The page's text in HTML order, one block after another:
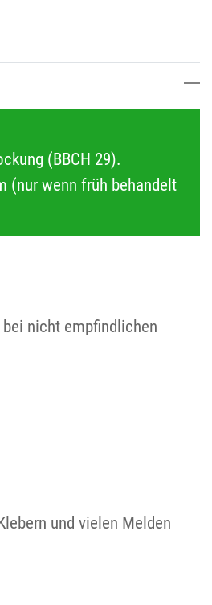
(BBCH 29).
(nur wenn früh behandelt
nicht empfindlichen
und vielen Melden